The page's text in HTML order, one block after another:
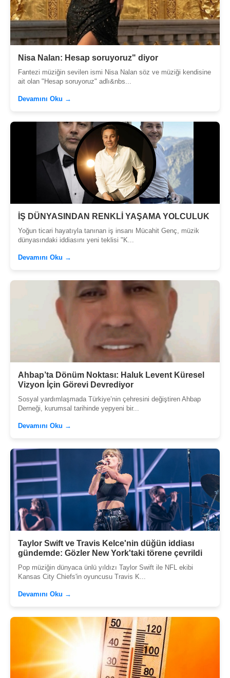
Nisa Nalan: Hesap soruyoruz" diyor
Fantezi müziğin sevilen ismi Nisa Nalan söz ve müziği kendisine
ait olan "Hesap soruyoruz" adlı&nbs...
Devamını Oku →
İŞ DÜNYASINDAN RENKLİ YAŞAMA YOLCULUK
Yoğun ticari hayatıyla tanınan iş insanı Mücahit Genç, müzik
dünyasındaki iddiasını yeni teklisi "K...
Devamını Oku →
Ahbap’ta Dönüm Noktası: Haluk Levent Küresel
Vizyon İçin Görevi Devrediyor
Sosyal yardımlaşmada Türkiye’nin çehresini değiştiren Ahbap
Derneği, kurumsal tarihinde yepyeni bir...
Devamını Oku →
Taylor Swift ve Travis Kelce'nin düğün iddiası
gündemde: Gözler New York'taki törene çevrildi
Pop müziğin dünyaca ünlü yıldızı Taylor Swift ile NFL ekibi
Kansas City Chiefs'in oyuncusu Travis K...
Devamını Oku →